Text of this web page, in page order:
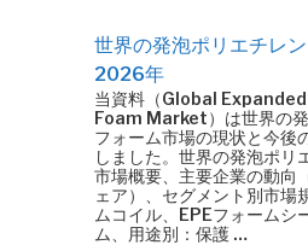
世界の発泡ポリエチレ
2026年
当資料（Global
Foam Market）は世界の発
フォーム市場の現状と今後
しました。世界の発泡ポリ
市場概要、主要企業の動向
ェア）、セグメント別市場
ムコイル、EPEフォームシ
ム、用途別：保護 …